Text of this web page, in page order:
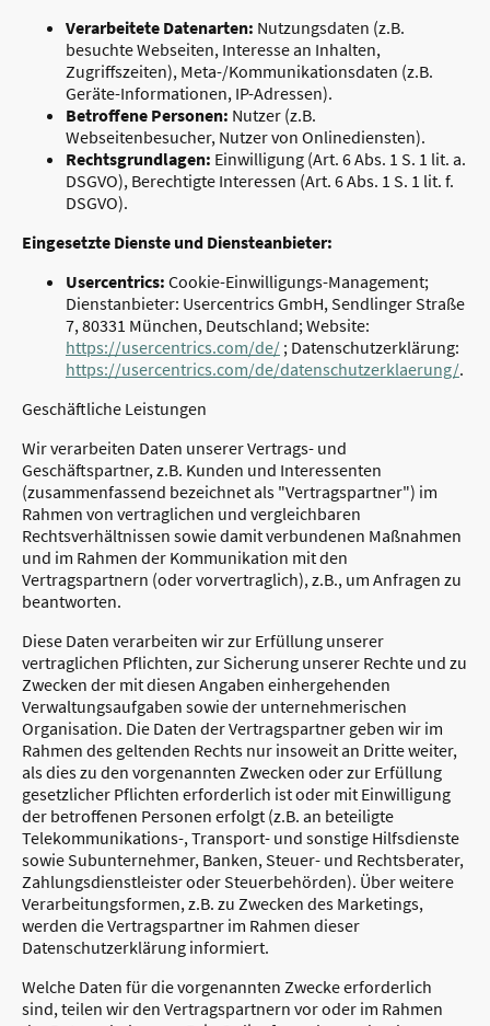
Verarbeitete Datenarten: Nutzungsdaten (z.B.
besuchte Webseiten, Interesse an Inhalten,
Zugriffszeiten), Meta-/Kommunikationsdaten (z.B.
Geräte-Informationen, IP-Adressen).
Betroffene Personen: Nutzer (z.B.
Webseitenbesucher, Nutzer von Onlinediensten).
Rechtsgrundlagen: Einwilligung (Art. 6 Abs. 1 S. 1 lit. a.
DSGVO), Berechtigte Interessen (Art. 6 Abs. 1 S. 1 lit. f.
DSGVO).
Eingesetzte Dienste und Diensteanbieter:
Usercentrics: Cookie-Einwilligungs-Management;
Dienstanbieter: Usercentrics GmbH, Sendlinger Straße
7, 80331 München, Deutschland; Website:
https://usercentrics.com/de/ ; Datenschutzerklärung:
https://usercentrics.com/de/datenschutzerklaerung/.
Geschäftliche Leistungen
Wir verarbeiten Daten unserer Vertrags- und
Geschäftspartner, z.B. Kunden und Interessenten
(zusammenfassend bezeichnet als "Vertragspartner") im
Rahmen von vertraglichen und vergleichbaren
Rechtsverhältnissen sowie damit verbundenen Maßnahmen
und im Rahmen der Kommunikation mit den
Vertragspartnern (oder vorvertraglich), z.B., um Anfragen zu
beantworten.
Diese Daten verarbeiten wir zur Erfüllung unserer
vertraglichen Pflichten, zur Sicherung unserer Rechte und zu
Zwecken der mit diesen Angaben einhergehenden
Verwaltungsaufgaben sowie der unternehmerischen
Organisation. Die Daten der Vertragspartner geben wir im
Rahmen des geltenden Rechts nur insoweit an Dritte weiter,
als dies zu den vorgenannten Zwecken oder zur Erfüllung
gesetzlicher Pflichten erforderlich ist oder mit Einwilligung
der betroffenen Personen erfolgt (z.B. an beteiligte
Telekommunikations-, Transport- und sonstige Hilfsdienste
sowie Subunternehmer, Banken, Steuer- und Rechtsberater,
Zahlungsdienstleister oder Steuerbehörden). Über weitere
Verarbeitungsformen, z.B. zu Zwecken des Marketings,
werden die Vertragspartner im Rahmen dieser
Datenschutzerklärung informiert.
Welche Daten für die vorgenannten Zwecke erforderlich
sind, teilen wir den Vertragspartnern vor oder im Rahmen